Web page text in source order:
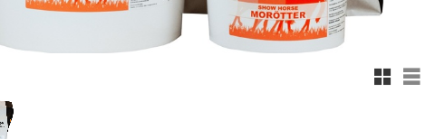
Rutnätsvy